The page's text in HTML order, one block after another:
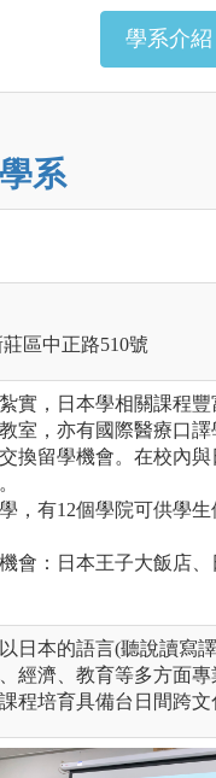
學系介紹
系
區中正路510號
實，日本學相關課程豐
室，亦有國際醫療口譯
換留學機會。在校內
，有12個學院可供學
會：日本王子大飯店
日本的語言(聽說讀寫
經濟、教育等多方面
程培育具備台日間跨文